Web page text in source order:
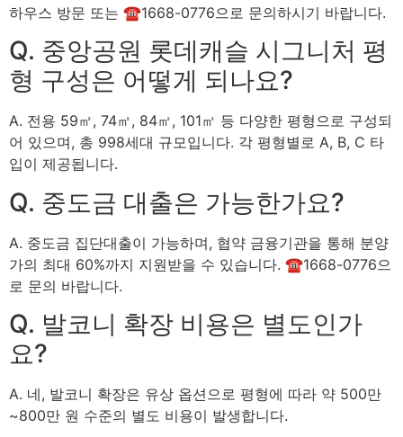
하우스 방문 또는 ☎1668-0776으로 문의하시기 바랍니다.
Q. 중앙공원 롯데캐슬 시그니처 평
형 구성은 어떻게 되나요?
A. 전용 59㎡, 74㎡, 84㎡, 101㎡ 등 다양한 평형으로 구성되
어 있으며, 총 998세대 규모입니다. 각 평형별로 A, B, C 타
입이 제공됩니다.
Q. 중도금 대출은 가능한가요?
A. 중도금 집단대출이 가능하며, 협약 금융기관을 통해 분양
가의 최대 60%까지 지원받을 수 있습니다. ☎1668-0776으
로 문의 바랍니다.
Q. 발코니 확장 비용은 별도인가
요?
A. 네, 발코니 확장은 유상 옵션으로 평형에 따라 약 500만
~800만 원 수준의 별도 비용이 발생합니다.